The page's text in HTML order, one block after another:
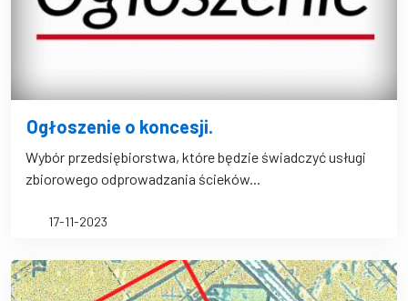
Ogłoszenie o koncesji.
Wybór przedsiębiorstwa, które będzie świadczyć usługi
zbiorowego odprowadzania ścieków...
17-11-2023